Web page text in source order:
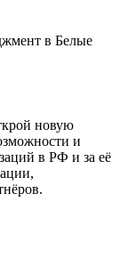
в Белые
новую
и
в РФ и за её